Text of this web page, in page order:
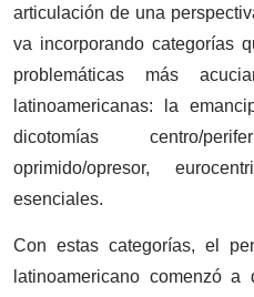
articulación de una
va incorporando categorías
problemáticas más
latinoamericanas: la
dicotomías centro/
oprimido/opresor,
esenciales.
Con estas categorías, el
latinoamericano comenzó a